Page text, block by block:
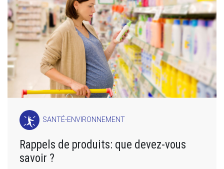
SANTÉ-ENVIRONNEMENT
Rappels de produits: que devez-vous
savoir ?